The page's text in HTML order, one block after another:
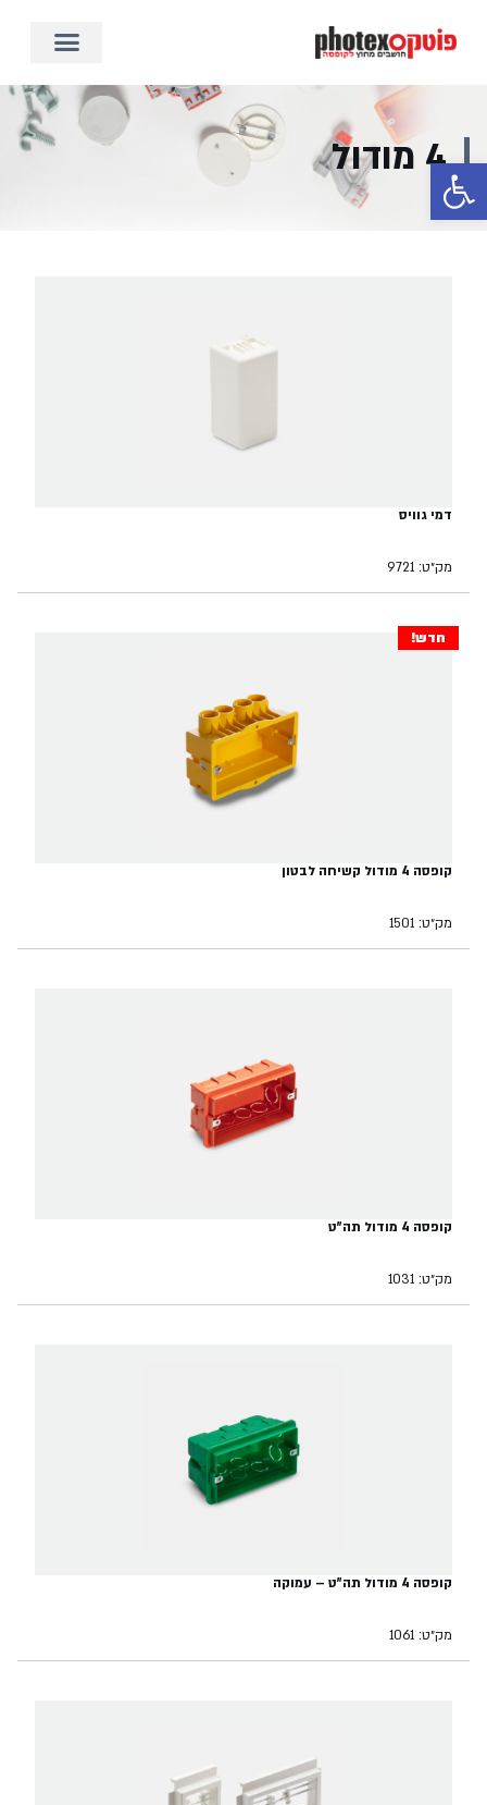
פתח סרגל נגישות
4 מודול
דמי גוויס
מק״ט: 9721
חדש!
קופסה 4 מודול קשיחה לבטון
מק״ט: 1501
קופסה 4 מודול תה"ט
מק״ט: 1031
קופסה 4 מודול תה"ט – עמוקה
מק״ט: 1061